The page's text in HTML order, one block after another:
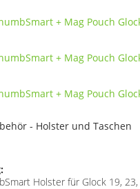
- Holster und Taschen
Holster für Glock 19,